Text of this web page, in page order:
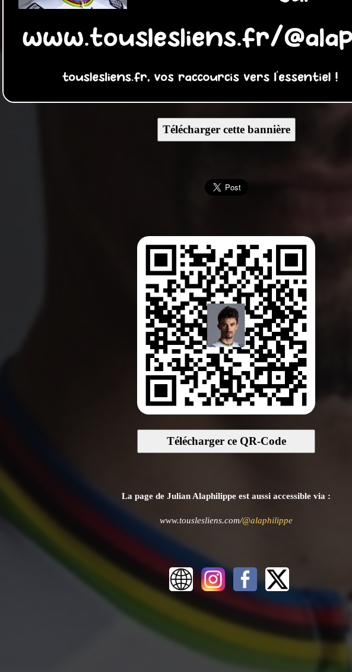
Télécharger cette bannière
Télécharger ce QR-Code
La page de Julian Alaphilippe est aussi accessible via :
www.touslesliens.com/@alaphilippe